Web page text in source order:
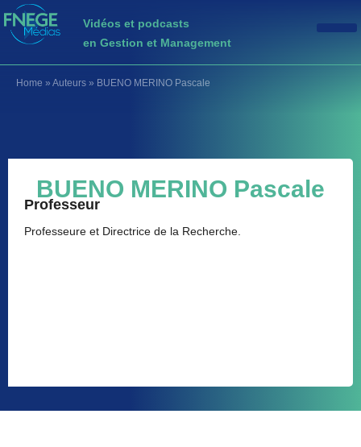
Vidéos et podcasts
en Gestion et Management
Home » Auteurs » BUENO MERINO Pascale
BUENO MERINO Pascale
Professeur
Professeure et Directrice de la Recherche.